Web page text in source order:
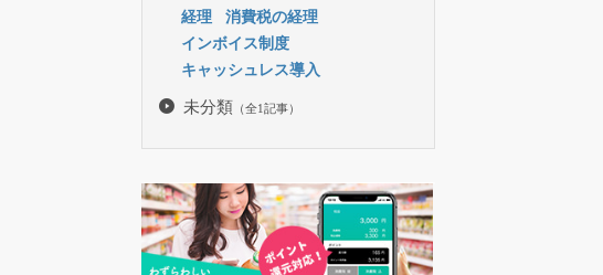
経理
消費税の経理
インボイス制度
キャッシュレス導入
未分類 （全1記事）